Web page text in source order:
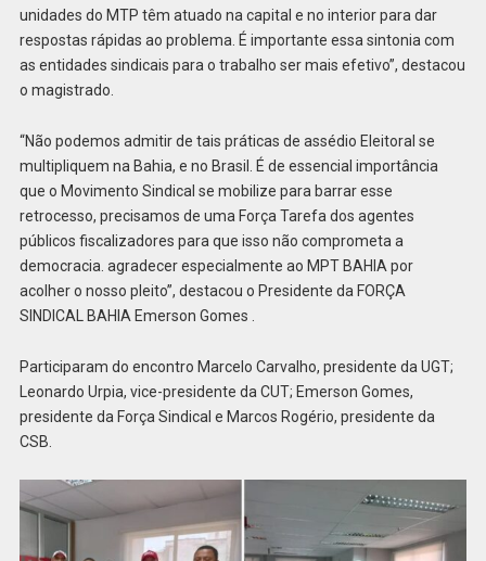
unidades do MTP têm atuado na capital e no interior para dar
respostas rápidas ao problema. É importante essa sintonia com
as entidades sindicais para o trabalho ser mais efetivo”, destacou
o magistrado.
“Não podemos admitir de tais práticas de assédio Eleitoral se
multipliquem na Bahia, e no Brasil. É de essencial importância
que o Movimento Sindical se mobilize para barrar esse
retrocesso, precisamos de uma Força Tarefa dos agentes
públicos fiscalizadores para que isso não comprometa a
democracia. agradecer especialmente ao MPT BAHIA por
acolher o nosso pleito”, destacou o Presidente da FORÇA
SINDICAL BAHIA Emerson Gomes .
Participaram do encontro Marcelo Carvalho, presidente da UGT;
Leonardo Urpia, vice-presidente da CUT; Emerson Gomes,
presidente da Força Sindical e Marcos Rogério, presidente da
CSB.